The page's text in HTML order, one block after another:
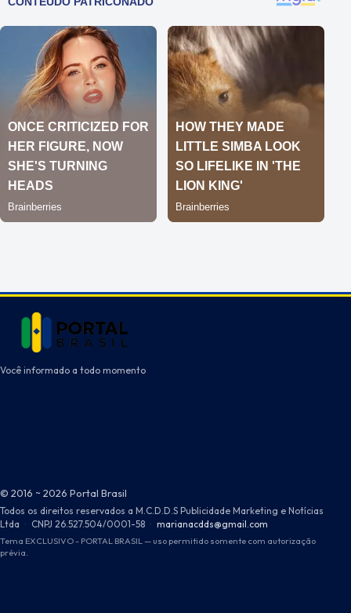
Você informado a todo momento
© 2016 ~ 2026 Portal Brasil
Todos os direitos reservados a M.C.D.D.S Publicidade Marketing e Notícias
Ltda · CNPJ 26.527.504/0001-58 · marianacdds@gmail.com
Tema EXCLUSIVO - PORTAL BRASIL — uso permitido somente com autorização
prévia.